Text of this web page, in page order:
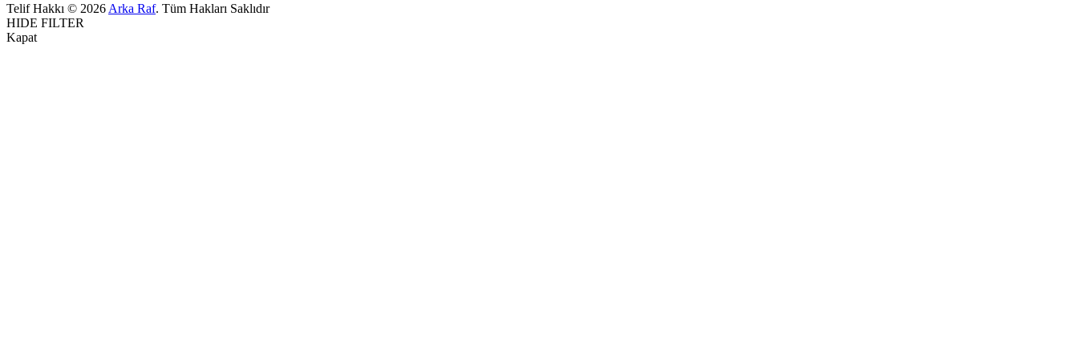
Telif Hakkı © 2026 Arka Raf. Tüm Hakları Saklıdır
HIDE FILTER
Kapat